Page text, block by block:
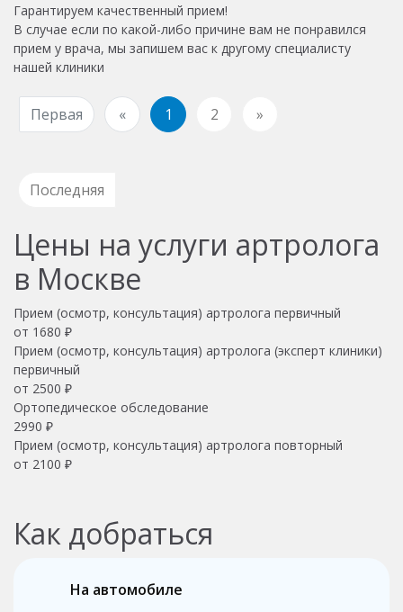
Гарантируем качественный прием!
В случае если по какой-либо причине вам не понравился
прием у врача, мы запишем вас к другому специалисту
нашей клиники
Первая « 1 2 »
Последняя
Цены на услуги артролога
в Москве
Прием (осмотр, консультация) артролога первичный
от 1680 ₽
Прием (осмотр, консультация) артролога (эксперт клиники)
первичный
от 2500 ₽
Ортопедическое обследование
2990 ₽
Прием (осмотр, консультация) артролога повторный
от 2100 ₽
Как добраться
На автомобиле